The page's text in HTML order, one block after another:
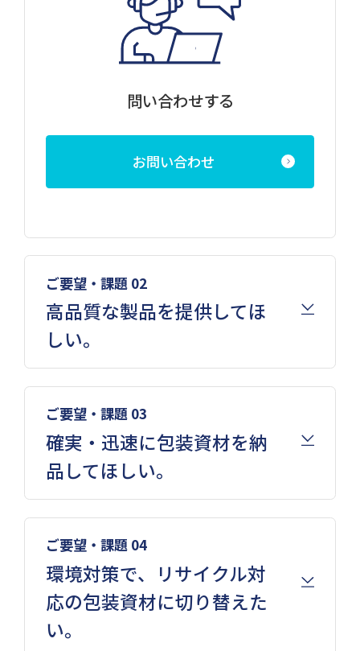
問い合わせする
お問い合わせ
ご要望・課題 02
高品質な製品を提供してほ
しい。
ご要望・課題 03
確実・迅速に包装資材を納
品してほしい。
ご要望・課題 04
環境対策で、リサイクル対
応の包装資材に切り替えた
い。